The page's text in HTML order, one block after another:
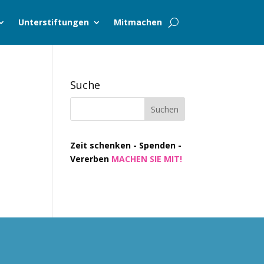
Unterstiftungen Mitmachen
Suche
Zeit schenken - Spenden -
Vererben MACHEN SIE MIT!